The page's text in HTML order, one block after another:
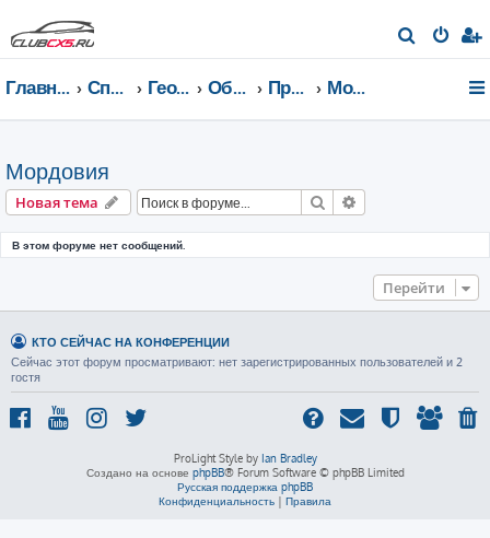
о
Главная страница Список форумов География Клуба CX-5 CLUB Общение по регионам Приволжский федеральный округ Мордовия
Мордовия
Новая тема Поиск
В этом форуме нет сообщений.
Перейти
КТО СЕЙЧАС НА КОНФЕРЕНЦИИ
Сейчас этот форум просматривают: нет зарегистрированных пользователей и 2
гостя
ProLight Style by Ian Bradley
Создано на основе phpBB® Forum Software © phpBB Limited
Русская поддержка phpBB
Конфиденциальность | Правила